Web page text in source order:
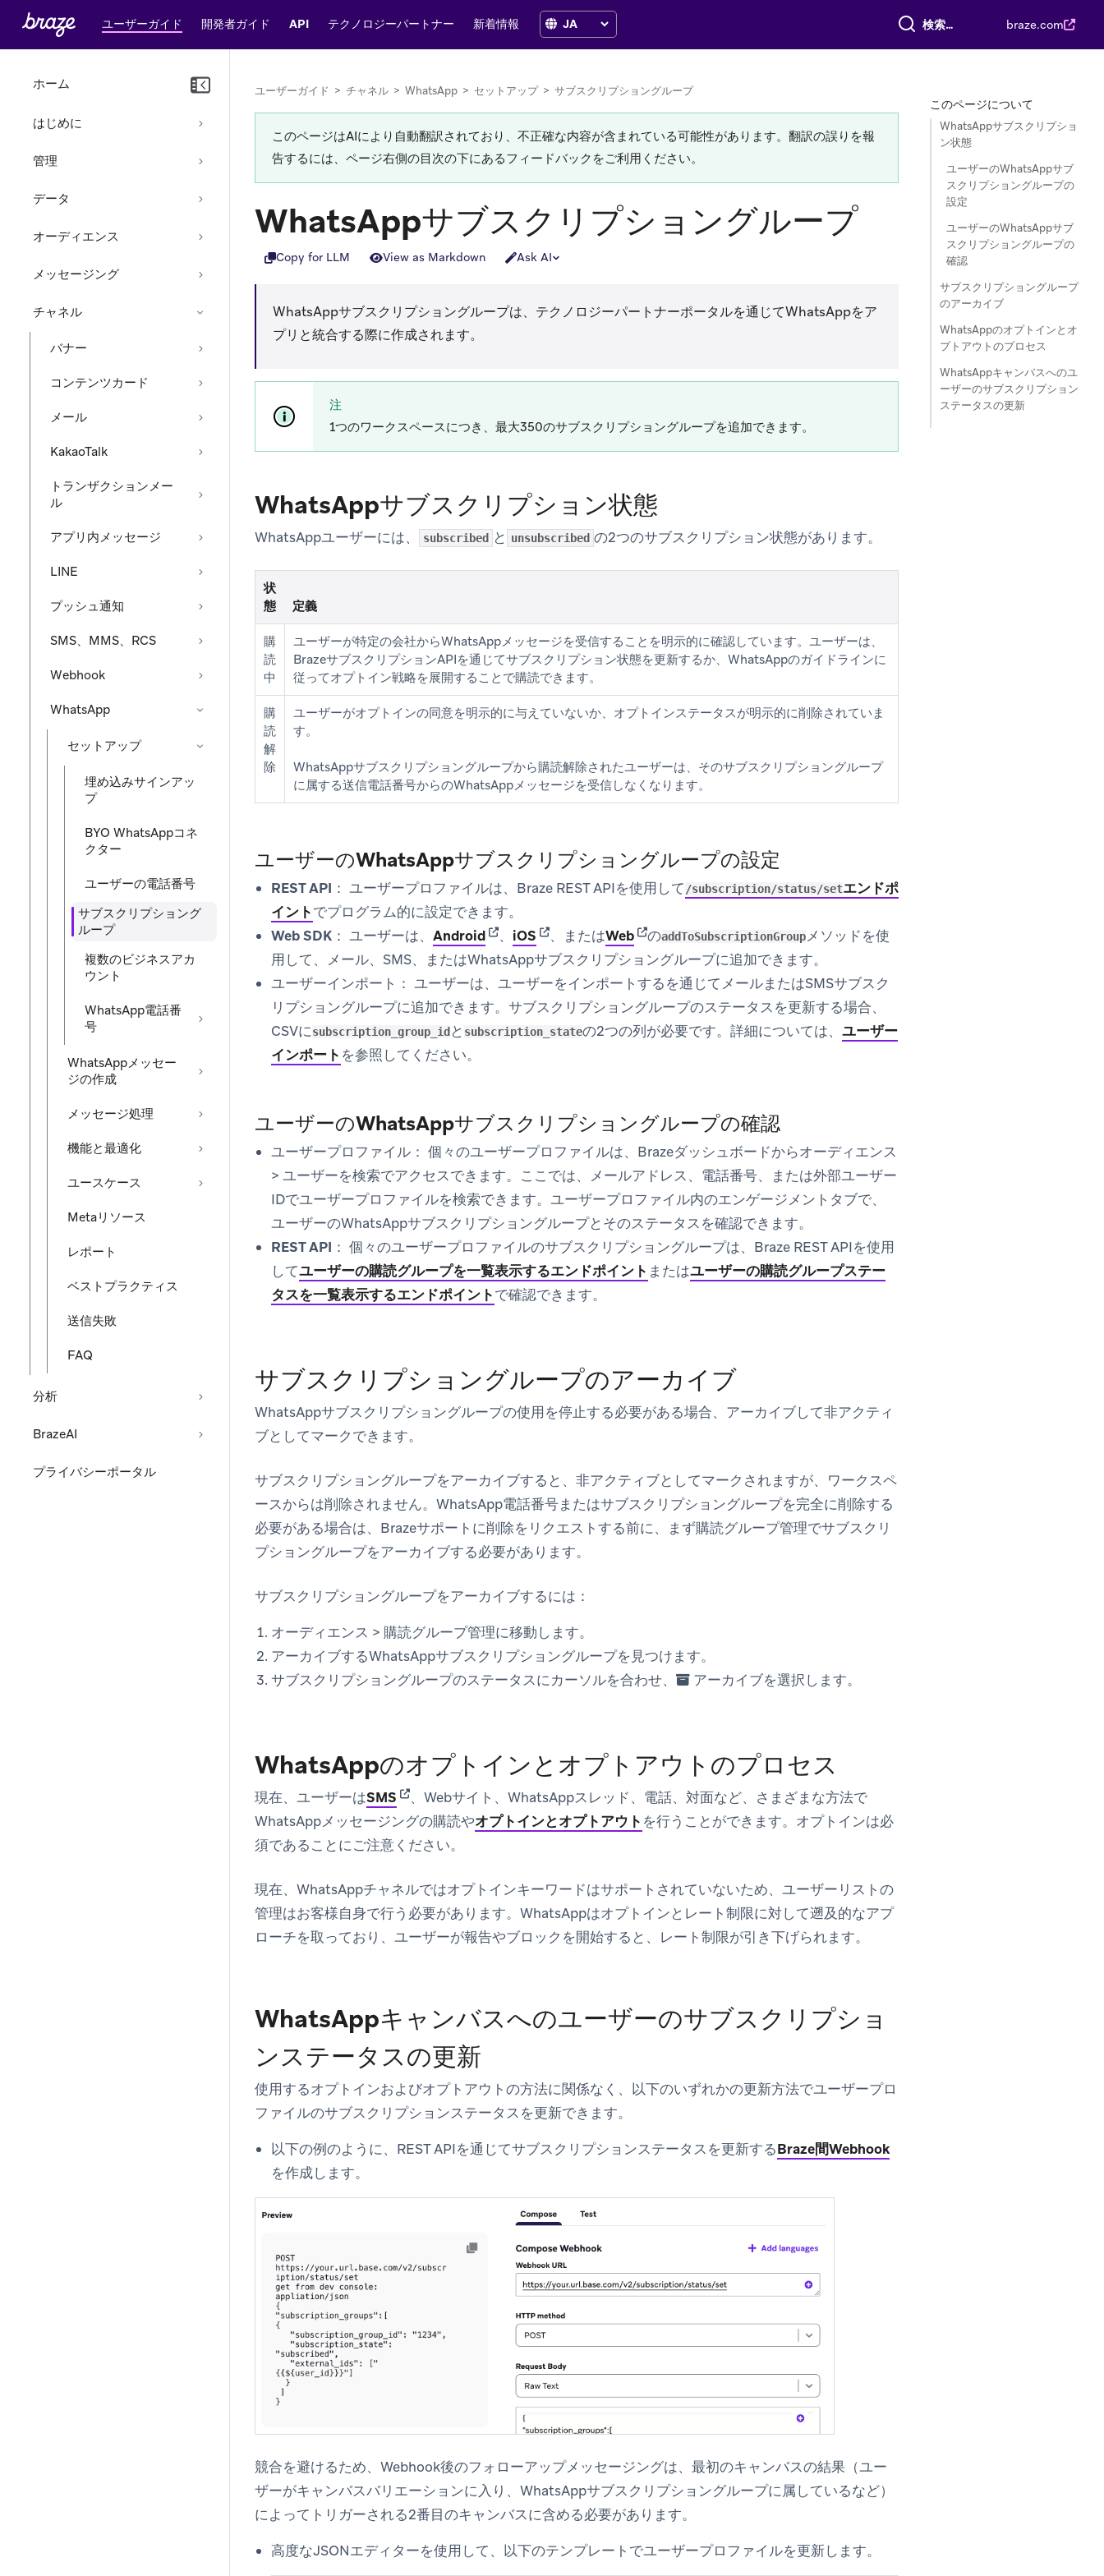
ユーザーガイド 開発者ガイド API テクノロジーパートナー 新着情報 すべて検索 braze.com
ホーム
はじめに
管理
データ
オーディエンス
メッセージング
チャネル
バナー
コンテンツカード
メール
KakaoTalk
トランザクションメー
ル
アプリ内メッセージ
LINE
プッシュ通知
SMS、MMS、RCS
Webhook
WhatsApp
セットアップ
埋め込みサインアッ
プ
BYO WhatsAppコネ
クター
ユーザーの電話番号
サブスクリプショング
ループ
複数のビジネスアカ
ウント
WhatsApp電話番
号
WhatsAppメッセー
ジの作成
メッセージ処理
機能と最適化
ユースケース
Metaリソース
レポート
ベストプラクティス
送信失敗
FAQ
分析
BrazeAI
プライバシーポータル
ユーザーガイド > チャネル > WhatsApp > セットアップ> サブスクリプショングループ
このページはAIにより自動翻訳されており、不正確な内容が含まれている可能性があります。翻訳の誤りを報
告するには、ページ右側の目次の下にあるフィードバックをご利用ください。
WhatsAppサブスクリプショングループ
Copy for LLM View as Markdown Ask AI
WhatsAppサブスクリプショングループは、 テクノロジーパートナーポータルを通じてWhatsAppをア
プリと統合する際に作成されます。
注
1つのワークスペースにつき、最大350のサブスクリプショングループを追加できます。
WhatsAppサブスクリプション状態
WhatsAppユーザーには、 subscribed と unsubscribed の2つのサブスクリプション状態があります。
状
態
定義
購
読
中
ユーザーが特定の会社からWhatsAppメッセージを受信することを明示的に確認しています。ユーザーは、
BrazeサブスクリプションAPIを通じてサブスクリプション状態を更新するか、WhatsAppのガイドラインに
従ってオプトイン戦略を展開することで購読できます。
購
読
解
除
ユーザーがオプトインの同意を明示的に与えていないか、オプトインステータスが明示的に削除されていま
す。
WhatsAppサブスクリプショングループから購読解除されたユーザーは、そのサブスクリプショングループ
に属する送信電話番号からのWhatsAppメッセージを受信しなくなります。
ユーザーのWhatsAppサブスクリプショングループの設定
REST API： ユーザープロファイルは、Braze REST APIを使用して /subscription/status/setエンドポ
イントでプログラム的に設定できます。
Web SDK： ユーザーは、 Android(opens in new tab)
、 iOS (opens in new tab)
、またはWeb(opens in new tab)
のaddToSubscriptionGroupメソッドを使
用して、メール、SMS、またはWhatsAppサブスクリプショングループに追加できます。
ユーザーインポート： ユーザーは、 ユーザーをインポートするを通じてメールまたはSMSサブスク
リプショングループに追加できます。サブスクリプショングループのステータスを更新する場合、
CSVにsubscription_group_id と subscription_stateの2つの列が必要です。詳細については、 ユーザー
インポート を参照してください。
ユーザーのWhatsAppサブスクリプショングループの確認
ユーザープロファイル： 個々のユーザープロファイルは、Brazeダッシュボードからオーディエンス
> ユーザーを検索でアクセスできます。ここでは、メールアドレス、電話番号、または外部ユーザー
IDでユーザープロファイルを検索できます。ユーザープロファイル内のエンゲージメント タブで、
ユーザーのWhatsAppサブスクリプショングループとそのステータスを確認できます。
REST API： 個々のユーザープロファイルのサブスクリプショングループは、Braze REST APIを使用
してユーザーの購読グループを一覧表示するエンドポイント またはユーザーの購読グループステー
タスを一覧表示するエンドポイントで確認できます。
サブスクリプショングループのアーカイブ
WhatsAppサブスクリプショングループの使用を停止する必要がある場合、アーカイブして非アクティ
ブとしてマークできます。
サブスクリプショングループをアーカイブすると、非アクティブとしてマークされますが、ワークスペ
ースからは削除されません。WhatsApp電話番号またはサブスクリプショングループを完全に削除する
必要がある場合は、Brazeサポートに削除をリクエストする前に、まず購読グループ管理でサブスクリ
プショングループをアーカイブする必要があります。
サブスクリプショングループをアーカイブするには：
オーディエンス > 購読グループ管理に移動します。
アーカイブするWhatsAppサブスクリプショングループを見つけます。
サブスクリプショングループのステータスにカーソルを合わせ、
アーカイブを選択します。
WhatsAppのオプトインとオプトアウトのプロセス
現在、ユーザーはSMS (opens in new tab)
、Webサイト、WhatsAppスレッド、電話、対面など、さまざまな方法で
WhatsAppメッセージングの購読やオプトインとオプトアウト を行うことができます。オプトインは必
須であることにご注意ください。
現在、WhatsAppチャネルではオプトインキーワードはサポートされていないため、ユーザーリストの
管理はお客様自身で行う必要があります。WhatsAppはオプトインとレート制限に対して遡及的なアプ
ローチを取っており、ユーザーが報告やブロックを開始すると、レート制限が引き下げられます。
WhatsAppキャンバスへのユーザーのサブスクリプショ
ンステータスの更新
使用するオプトインおよびオプトアウトの方法に関係なく、以下のいずれかの更新方法でユーザープロ
ファイルのサブスクリプションステータスを更新できます。
以下の例のように、REST APIを通じてサブスクリプションステータスを更新するBraze間Webhook
を作成します。
競合を避けるため、Webhook後のフォローアップメッセージングは、最初のキャンバスの結果（ユー
ザーがキャンバスバリエーションに入り、WhatsAppサブスクリプショングループに属しているなど）
によってトリガーされる2番目のキャンバスに含める必要があります。
高度なJSONエディターを使用して、以下のテンプレートでユーザープロファイルを更新します。
このページについて
WhatsAppサブスクリプショ
ン状態
ユーザーのWhatsAppサブ
スクリプショングループの
設定
ユーザーのWhatsAppサブ
スクリプショングループの
確認
サブスクリプショングループ
のアーカイブ
WhatsAppのオプトインとオ
プトアウトのプロセス
WhatsAppキャンバスへのユ
ーザーのサブスクリプション
ステータスの更新